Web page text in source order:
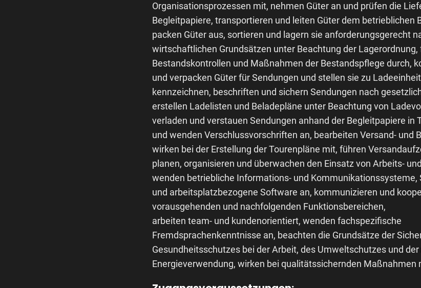
Organisationsprozessen mit, nehmen Güter an und prüfen die
Begleitpapiere, transportieren und leiten Güter dem betrieblichen
packen Güter aus, sortieren und lagern sie anforderungsgerecht
wirtschaftlichen Grundsätzen unter Beachtung der Lagerordnung,
Bestandskontrollen und Maßnahmen der Bestandspflege durch,
und verpacken Güter für Sendungen und stellen sie zu
kennzeichnen, beschriften und sichern Sendungen nach
erstellen Ladelisten und Beladepläne unter Beachtung von
verladen und verstauen Sendungen anhand der Begleitpapiere in
und wenden Verschlussvorschriften an, bearbeiten Versand- und
wirken bei der Erstellung der Tourenpläne mit, führen
planen, organisieren und überwachen den Einsatz von Arbeits-
wenden betriebliche Informations- und Kommunikationssysteme,
und arbeitsplatzbezogene Software an, kommunizieren und
vorausgehenden und nachfolgenden Funktionsbereichen,
arbeiten team- und kundenorientiert, wenden fachspezifische
Fremdsprachenkenntnisse an, beachten die Grundsätze der
Gesundheitsschutzes bei der Arbeit, des Umweltschutzes und
Energieverwendung, wirken bei qualitätssichernden Maßnahmen